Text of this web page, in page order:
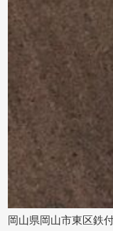
岡山県岡山市東区鉄